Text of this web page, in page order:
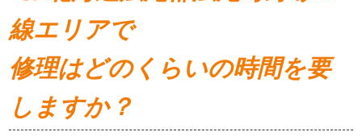
線エリアで
修理はどのくらいの時間を要
しますか？